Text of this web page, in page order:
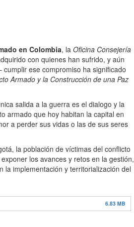
en Colombia, la Oficina Consejería
con quienes han sufrido, y aún
ese compromiso ha significado
Armado y la Construcción de una Paz
salida a la guerra es el dialogo y la
armado que hoy habitan la capital en
a perder sus vidas o las de sus seres
la población de víctimas del conflicto
los avances y retos en la gestión,
la implementación y territorialización del
6.83 MB